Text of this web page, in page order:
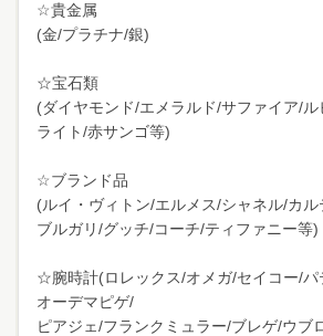
☆貴金属
(金/プラチナ/銀)
☆宝石類
(ダイヤモンド/エメラルド/サファイア/ル
ライト/赤サンゴ等)
☆ブランド品
(ルイ・ヴィトン/エルメス/シャネル/カ
ブルガリ/グッチ/コーチ/ティファニー等)
☆腕時計(ロレックス/オメガ/セイコー/パ
オーデマピゲ/
ピアジェ/フランクミュラー/ブレゲ/ウブ